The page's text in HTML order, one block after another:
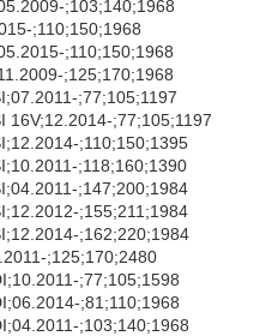
;103;140;1968
;110;150;1968
;110;150;1968
;125;170;1968
;77;105;1197
16V;12.2014-;77;105;1197
;110;150;1395
;118;160;1390
;147;200;1984
;155;211;1984
;162;220;1984
;125;170;2480
;77;105;1598
;81;110;1968
;103;140;1968